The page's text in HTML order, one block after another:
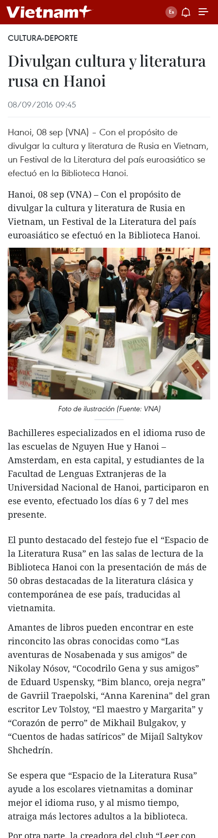
CULTURA-DEPORTE
Divulgan cultura y literatura
rusa en Hanoi
08/09/2016 09:45
Hanoi, 08 sep (VNA) – Con el propósito de
divulgar la cultura y literatura de Rusia en Vietnam,
un Festival de la Literatura del país euroasiático se
efectuó en la Biblioteca Hanoi.
Hanoi, 08 sep (VNA) – Con el propósito de
divulgar la cultura y literatura de Rusia en
Vietnam, un Festival de la Literatura del país
euroasiático se efectuó en la Biblioteca Hanoi.
Foto de ilustración (Fuente: VNA)
Bachilleres especializados en el idioma ruso de
las escuelas de Nguyen Hue y Hanoi –
Amsterdam, en esta capital, y estudiantes de la
Facultad de Lenguas Extranjeras de la
Universidad Nacional de Hanoi, participaron en
ese evento, efectuado los días 6 y 7 del mes
presente.
El punto destacado del festejo fue el “Espacio de
la Literatura Rusa” en las salas de lectura de la
Biblioteca Hanoi con la presentación de más de
50 obras destacadas de la literatura clásica y
contemporánea de ese país, traducidas al
vietnamita.
Amantes de libros pueden encontrar en este
rinconcito las obras conocidas como “Las
aventuras de Nosabenada y sus amigos” de
Nikolay Nósov, “Cocodrilo Gena y sus amigos”
de Eduard Uspensky, “Bim blanco, oreja negra”
de Gavriil Traepolski, “Anna Karenina” del gran
escritor Lev Tolstoy, “El maestro y Margarita” y
“Corazón de perro” de Mikhail Bulgakov, y
“Cuentos de hadas satíricos” de Mijaíl Saltykov
Shchedrín.
Se espera que “Espacio de la Literatura Rusa”
ayude a los escolares vietnamitas a dominar
mejor el idioma ruso, y al mismo tiempo,
atraiga más lectores adultos a la biblioteca.
Por otra parte, la creadora del club “Leer con